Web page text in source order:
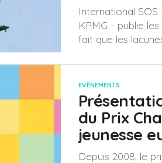
International
KPMG - publie
fait que les
EVÈNEMENTS
du Prix
jeunesse
Depuis 2008, le